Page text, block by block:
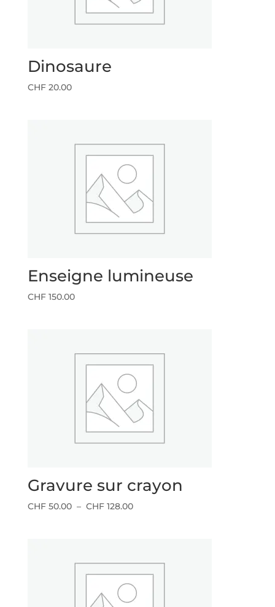
Dinosaure
CHF20.00
Enseigne lumineuse
CHF150.00
Gravure sur crayon
CHF50.00 – CHF128.00Plage
à
CHF 128.00